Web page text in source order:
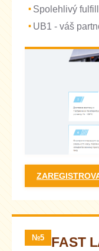
Spolehlivý
UB1 - váš
№5 FAST